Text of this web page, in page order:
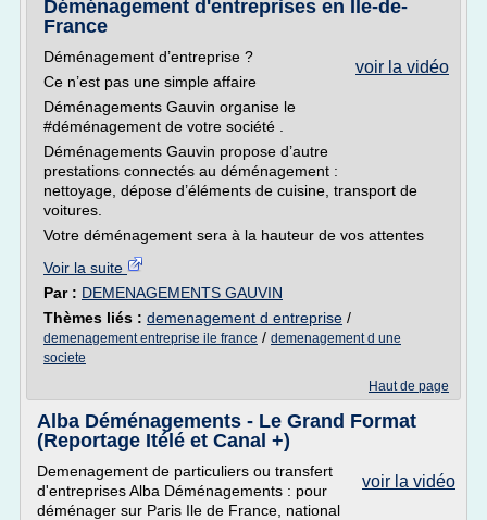
Déménagement d'entreprises en Ile-de-
France
voir la vidéo
Déménagement d’entreprise ?
Ce n’est pas une simple affaire
Déménagements Gauvin organise le
#déménagement de votre société .
Déménagements Gauvin propose d’autre
prestations connectés au déménagement :
nettoyage, dépose d’éléments de cuisine, transport de
voitures.
Votre déménagement sera à la hauteur de vos attentes
Voir la suite
Par : DEMENAGEMENTS GAUVIN
Thèmes liés : demenagement d entreprise /
demenagement entreprise ile france / demenagement d une
societe
Haut de page
Alba Déménagements - Le Grand Format
(Reportage Itélé et Canal +)
voir la vidéo
Demenagement de particuliers ou transfert
d'entreprises Alba Déménagements : pour
déménager sur Paris Ile de France, national